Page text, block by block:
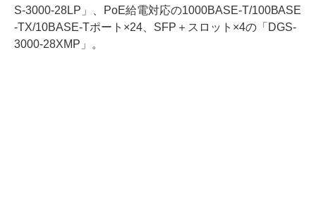
S-3000-28LP」、PoE給電対応の1000BASE-T/100BASE
-TX/10BASE-Tポート×24、SFP＋スロット×4の「DGS-
3000-28XMP」。